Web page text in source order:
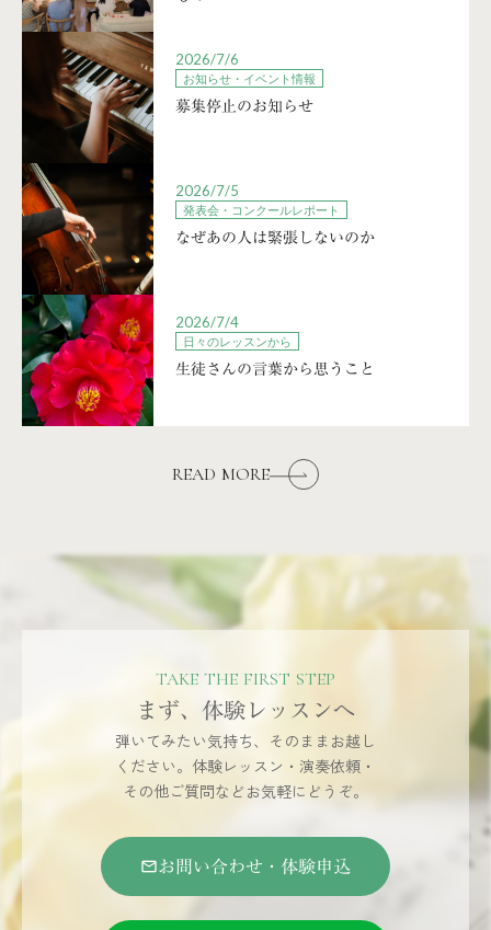
2026/7/6
お知らせ・イベント情報
募集停止のお知らせ
2026/7/5
発表会・コンクールレポート
なぜあの人は緊張しないのか
2026/7/4
日々のレッスンから
生徒さんの言葉から思うこと
READ MORE
TAKE THE FIRST STEP
まず、体験レッスンへ
弾いてみたい気持ち、そのままお越し
ください。体験レッスン・演奏依頼・
その他ご質問などお気軽にどうぞ。
mail_outlineお問い合わせ・体験申込